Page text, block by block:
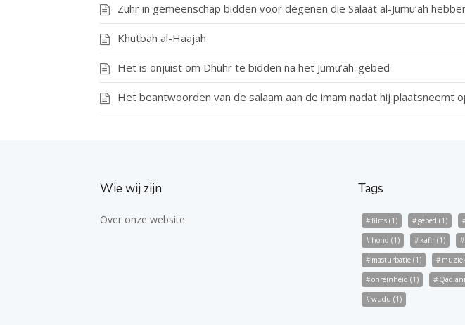
Zuhr in gemeenschap bidden voor degenen die Salaat al-Jumu‘ah
Khutbah al-Haajah
Het is onjuist om Dhuhr te bidden na het Jumu’ah-gebed
Het beantwoorden van de salaam aan de imam nadat hij plaatsneemt
Wie wij zijn
Over onze website
Tags
films(1) gebed (1)
hond (1) kafir(1)
masturbatie(1)
onreinheid (1)
wudu (1)